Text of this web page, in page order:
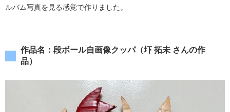
ルバム写真を見る感覚で作りました。
作品名：段ボール自画像クッパ（圷 拓未 さんの作
品）